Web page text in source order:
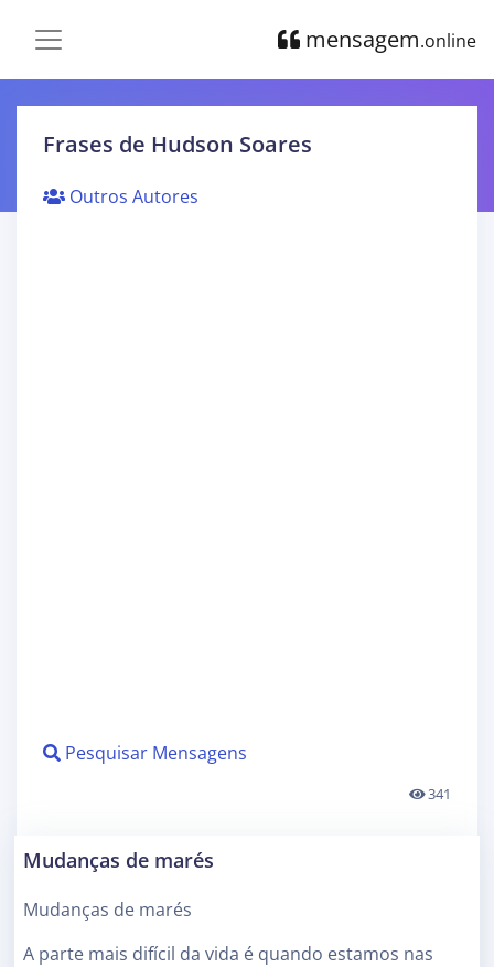
mensagem.online
Frases de Hudson Soares
Outros Autores
Pesquisar Mensagens
341
Mudanças de marés
Mudanças de marés
A parte mais difícil da vida é quando estamos nas